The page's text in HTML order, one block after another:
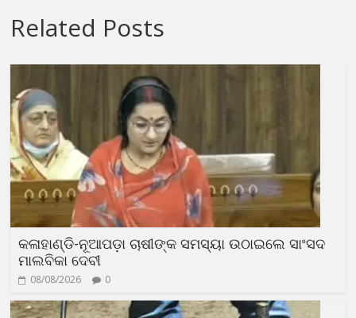
Related Posts
କଳାହାଣ୍ଡି-ନୂଆପଡ଼ା ଚାଷୀଙ୍କ ସମସ୍ୟା ଉଠାଇଲେ ସାଂସଦ
ମାଲବିକା ଦେବୀ
08/08/2026 0